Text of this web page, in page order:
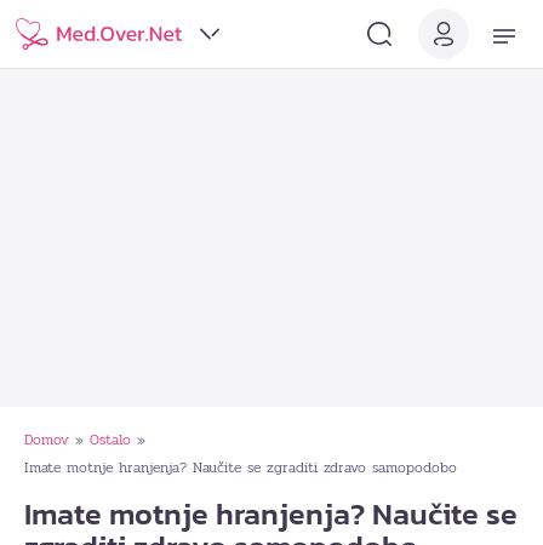
Domov » Ostalo »
Imate motnje hranjenja? Naučite se zgraditi zdravo samopodobo
Imate motnje hranjenja? Naučite se